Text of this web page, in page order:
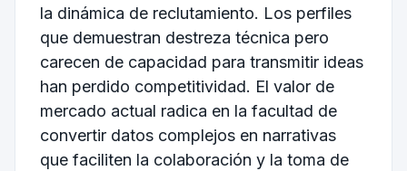
la dinámica de reclutamiento. Los perfiles
que demuestran destreza técnica pero
carecen de capacidad para transmitir ideas
han perdido competitividad. El valor de
mercado actual radica en la facultad de
convertir datos complejos en narrativas
que faciliten la colaboración y la toma de